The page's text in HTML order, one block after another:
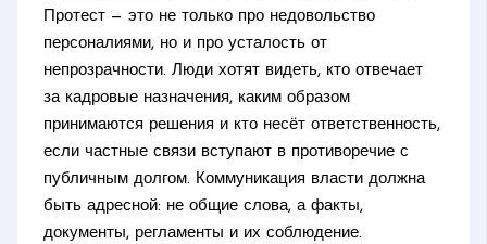
Протест — это не только про недовольство
персоналиями, но и про усталость от
непрозрачности. Люди хотят видеть, кто отвечает
за кадровые назначения, каким образом
принимаются решения и кто несёт ответственность,
если частные связи вступают в противоречие с
публичным долгом. Коммуникация власти должна
быть адресной: не общие слова, а факты,
документы, регламенты и их соблюдение.